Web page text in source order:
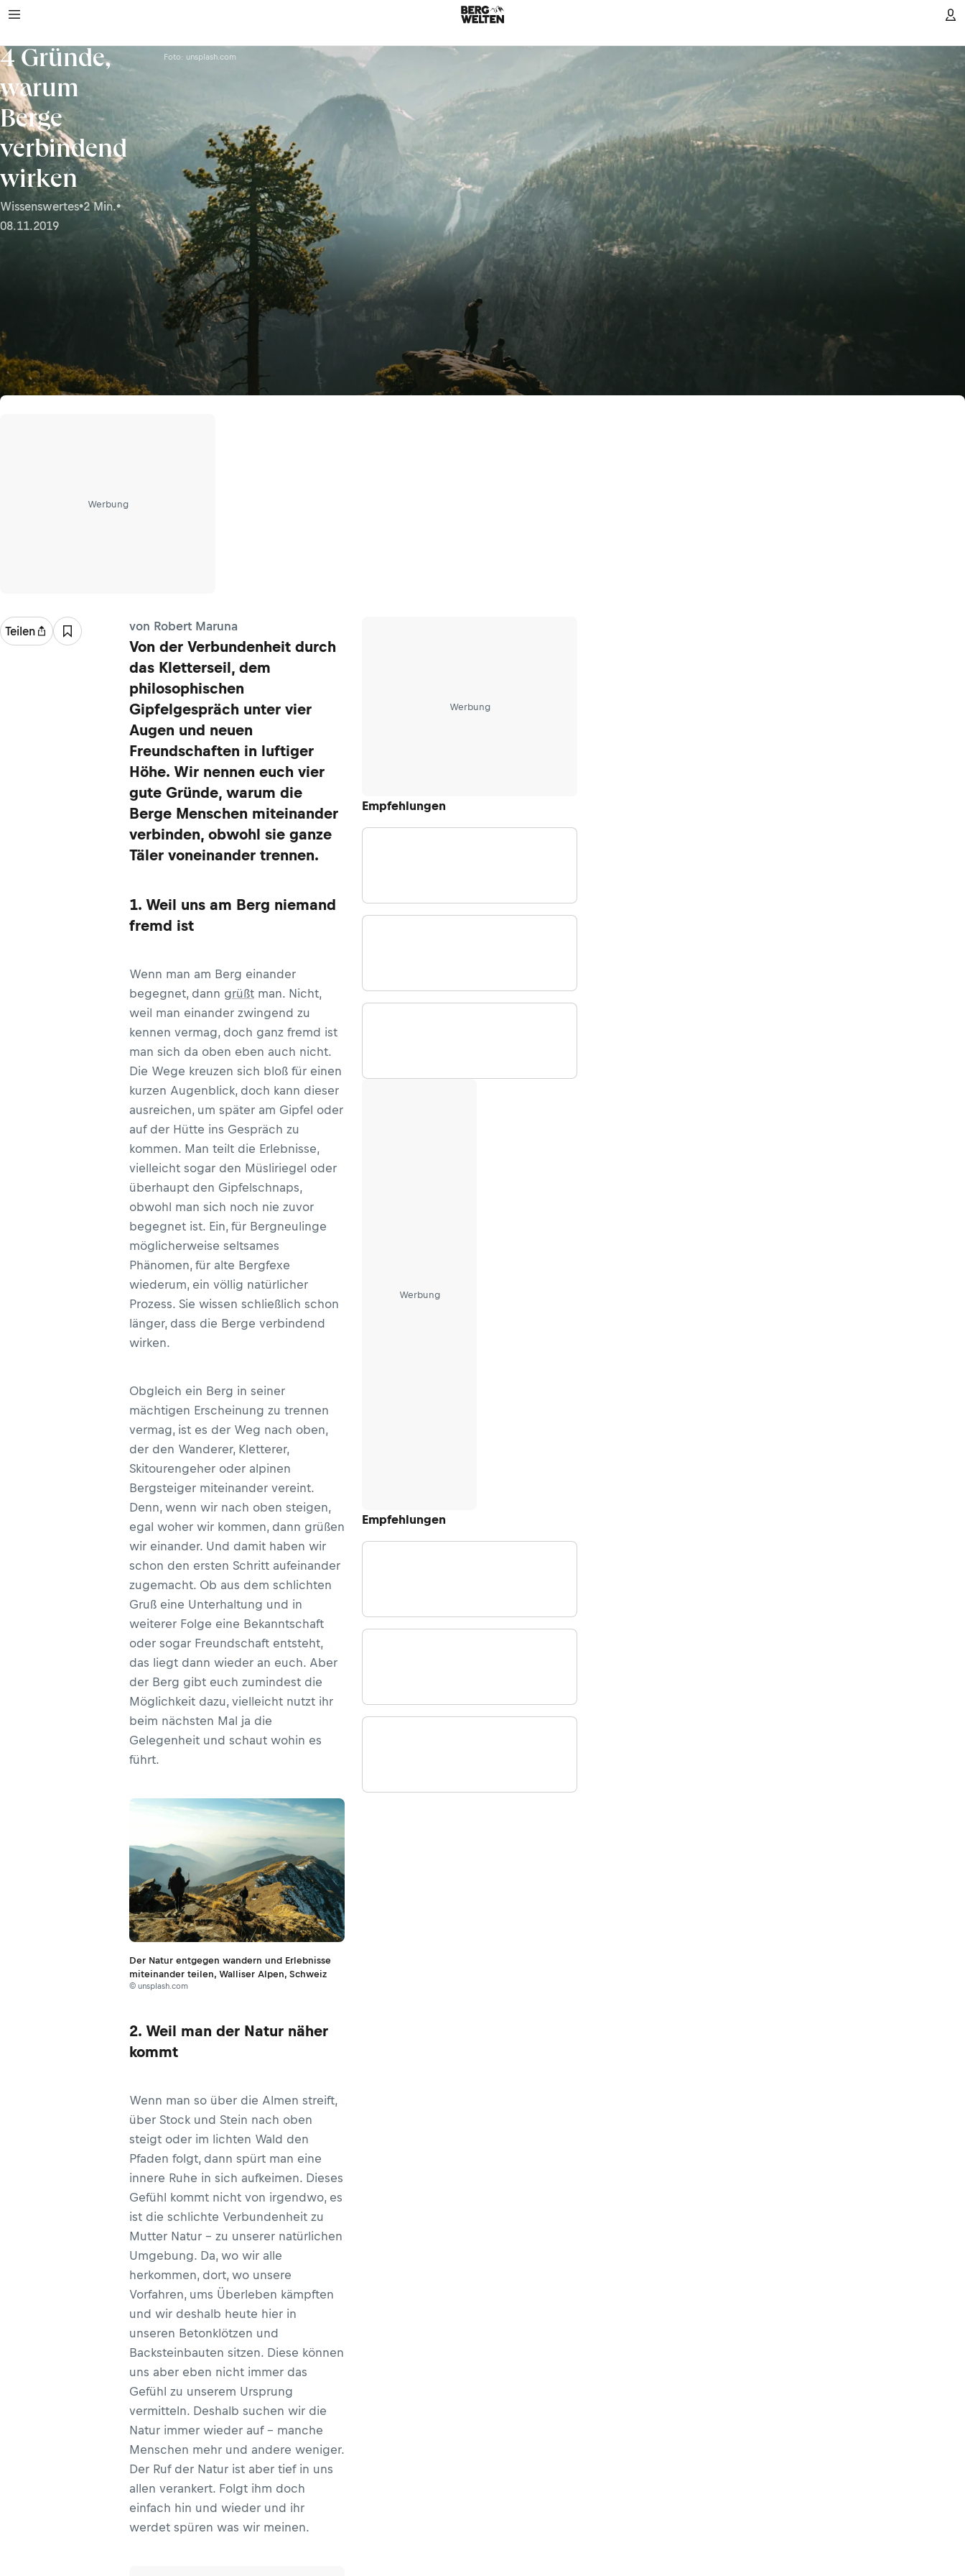
4 Gründe,
warum
Berge
verbindend
wirken
Wissenswertes•2 Min.•
08.11.2019
Foto: unsplash.com
Werbung
Teilen
Werbung
Empfehlungen
Werbung
Empfehlungen
von Robert Maruna
Von der Verbundenheit durch
das Kletterseil, dem
philosophischen
Gipfelgespräch unter vier
Augen und neuen
Freundschaften in luftiger
Höhe. Wir nennen euch vier
gute Gründe, warum die
Berge Menschen miteinander
verbinden, obwohl sie ganze
Täler voneinander trennen.
1. Weil uns am Berg niemand
fremd ist
Wenn man am Berg einander
begegnet, dann grüßt man. Nicht,
weil man einander zwingend zu
kennen vermag, doch ganz fremd ist
man sich da oben eben auch nicht.
Die Wege kreuzen sich bloß für einen
kurzen Augenblick, doch kann dieser
ausreichen, um später am Gipfel oder
auf der Hütte ins Gespräch zu
kommen. Man teilt die Erlebnisse,
vielleicht sogar den Müsliriegel oder
überhaupt den Gipfelschnaps,
obwohl man sich noch nie zuvor
begegnet ist. Ein, für Bergneulinge
möglicherweise seltsames
Phänomen, für alte Bergfexe
wiederum, ein völlig natürlicher
Prozess. Sie wissen schließlich schon
länger, dass die Berge verbindend
wirken.
Obgleich ein Berg in seiner
mächtigen Erscheinung zu trennen
vermag, ist es der Weg nach oben,
der den Wanderer, Kletterer,
Skitourengeher oder alpinen
Bergsteiger miteinander vereint.
Denn, wenn wir nach oben steigen,
egal woher wir kommen, dann grüßen
wir einander. Und damit haben wir
schon den ersten Schritt aufeinander
zugemacht. Ob aus dem schlichten
Gruß eine Unterhaltung und in
weiterer Folge eine Bekanntschaft
oder sogar Freundschaft entsteht,
das liegt dann wieder an euch. Aber
der Berg gibt euch zumindest die
Möglichkeit dazu, vielleicht nutzt ihr
beim nächsten Mal ja die
Gelegenheit und schaut wohin es
führt.
Der Natur entgegen wandern und Erlebnisse
miteinander teilen, Walliser Alpen, Schweiz
© unsplash.com
2. Weil man der Natur näher
kommt
Wenn man so über die Almen streift,
über Stock und Stein nach oben
steigt oder im lichten Wald den
Pfaden folgt, dann spürt man eine
innere Ruhe in sich aufkeimen. Dieses
Gefühl kommt nicht von irgendwo, es
ist die schlichte Verbundenheit zu
Mutter Natur – zu unserer natürlichen
Umgebung. Da, wo wir alle
herkommen, dort, wo unsere
Vorfahren, ums Überleben kämpften
und wir deshalb heute hier in
unseren Betonklötzen und
Backsteinbauten sitzen. Diese können
uns aber eben nicht immer das
Gefühl zu unserem Ursprung
vermitteln. Deshalb suchen wir die
Natur immer wieder auf – manche
Menschen mehr und andere weniger.
Der Ruf der Natur ist aber tief in uns
allen verankert. Folgt ihm doch
einfach hin und wieder und ihr
werdet spüren was wir meinen.